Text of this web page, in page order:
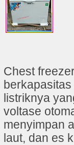
Chest
listriknya
voltase
menyimpan
laut, dan es